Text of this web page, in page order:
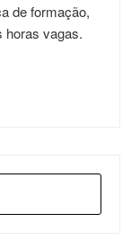
de formação,
horas vagas.